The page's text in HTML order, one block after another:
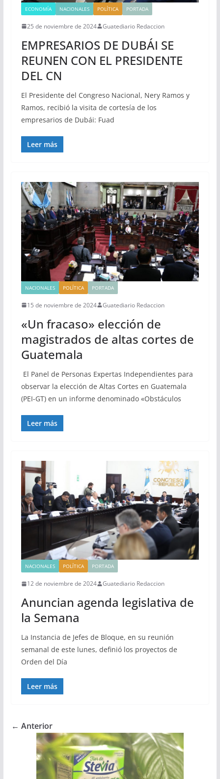
ECONOMÍA NACIONALES POLÍTICA PORTADA
25 de noviembre de 2024 Guatediario Redaccion
EMPRESARIOS DE DUBÁI SE
REUNEN CON EL PRESIDENTE
DEL CN
El Presidente del Congreso Nacional, Nery Ramos y
Ramos, recibió la visita de cortesía de los
empresarios de Dubái: Fuad
Leer más
NACIONALES POLÍTICA PORTADA
15 de noviembre de 2024 Guatediario Redaccion
«Un fracaso» elección de
magistrados de altas cortes de
Guatemala
El Panel de Personas Expertas Independientes para
observar la elección de Altas Cortes en Guatemala
(PEI-GT) en un informe denominado «Obstáculos
Leer más
NACIONALES POLÍTICA PORTADA
12 de noviembre de 2024 Guatediario Redaccion
Anuncian agenda legislativa de
la Semana
La Instancia de Jefes de Bloque, en su reunión
semanal de este lunes, definió los proyectos de
Orden del Día
Leer más
← Anterior